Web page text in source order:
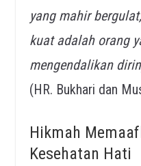
yang mahir
kuat adalah orang
mengendalikan
(HR. Bukhari dan
Hikmah
Kesehatan Hati